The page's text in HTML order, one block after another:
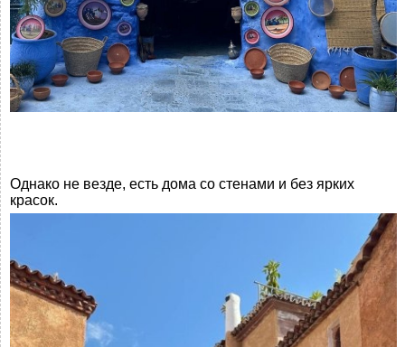
Однако не везде, есть дома со стенами и без ярких
красок.